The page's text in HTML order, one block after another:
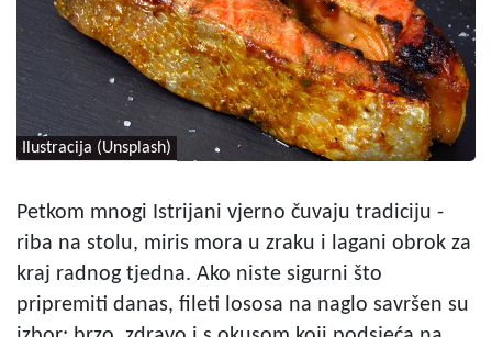
Ilustracija (Unsplash)
Petkom mnogi Istrijani vjerno čuvaju tradiciju -
riba na stolu, miris mora u zraku i lagani obrok za
kraj radnog tjedna. Ako niste sigurni što
pripremiti danas, fileti lososa na naglo savršen su